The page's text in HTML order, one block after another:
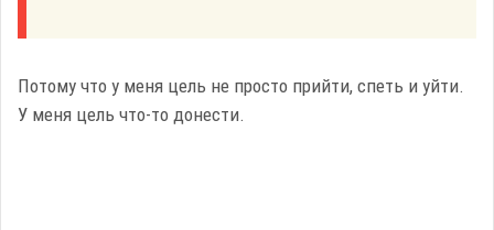
Потому что у меня цель не просто прийти, спеть и уйти.
У меня цель что-то донести.